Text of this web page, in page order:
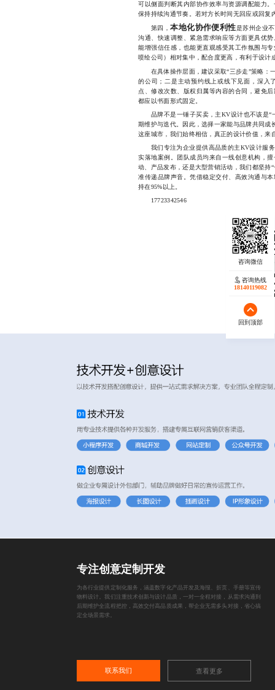
可以侧面判断其内部协作效率与资源调配能力
保持持续沟通节奏。若对方长时间无回应或回复
第四，本地化协作便利性是苏州企业
沟通、快速调整、紧急需求响应等方面更具优
能增强信任感，也能更直观感受其工作氛围与
喷绘公司）相对集中，配合度更高，有利于设计
在具体操作层面，建议采取“三步走”策略：
的公司；二是主动预约线上或线下见面，深入
点、修改次数、版权归属等内容的合同，避免
都应以书面形式固定。
品牌不是一锤子买卖，主KV设计也不该是“
期维护与迭代。因此，选择一家能与品牌共同成
这座城市，我们始终相信，真正的设计价值，来
我们专注为企业提供高品质的主KV设计服务
实落地案例。团队成员均来自一线创意机构，
动、产品发布，还是大型营销活动，我们都坚持
准传递品牌声音。凭借稳定交付、高效沟通与
持在95%以上。
17723342546
咨询热线
18140119082
回到顶部
专注创意定制开发
为各行业提供定制化服务，涵盖数字化产品开发及海报、折页、手册等宣传
物料设计。我们注重技术创新与设计品质，一对一全程对接，从需求沟通到
后期维护全流程把控，高效交付高品质成果，帮企业无需多头对接，省心搞
定全场景需求。
联系我们 查看更多